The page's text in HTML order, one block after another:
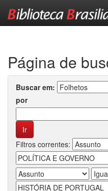
Página de
Buscar em:
por
Filtros correntes: